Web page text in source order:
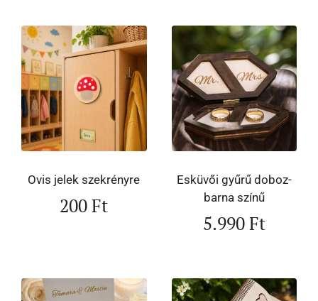
Ovis jelek szekrényre
200Ft
Esküvői gyűrű doboz-
barna színű
5.990Ft